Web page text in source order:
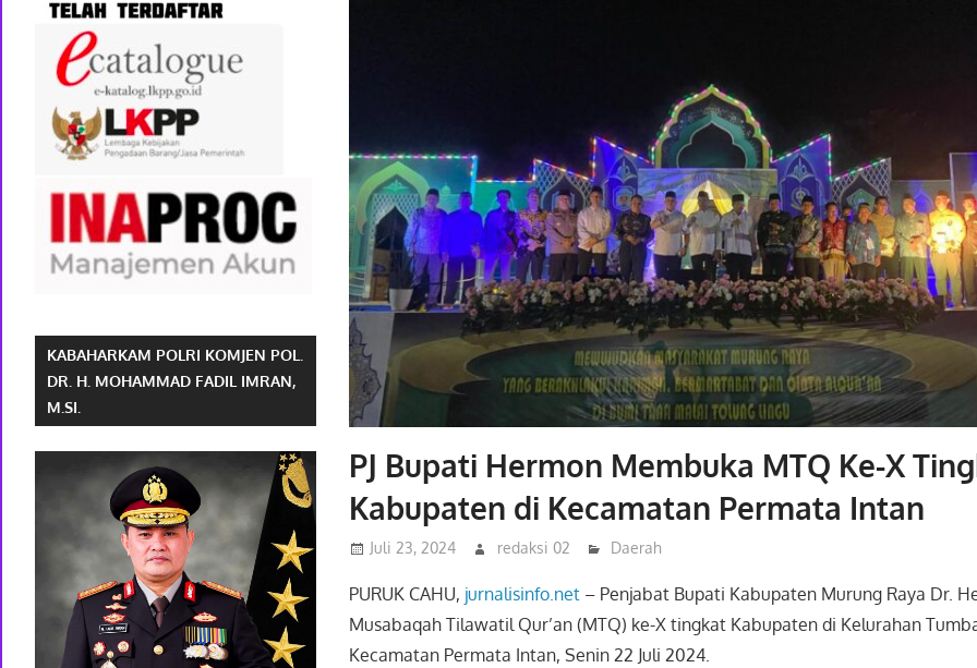
PJ Bupati Hermon Membuka MTQ Ke-X
Kabupaten di Kecamatan Permata Intan
Juli 23, 2024 redaksi 02 Daerah
PURUK CAHU, jurnalisinfo.net – Penjabat Bupati Kabupaten Murung Raya Dr.
Musabaqah Tilawatil Qur’an (MTQ) ke-X tingkat Kabupaten di Kelurahan
Kecamatan Permata Intan, Senin 22 Juli 2024.
KABAHARKAM POLRI KOMJEN POL.
DR. H. MOHAMMAD FADIL IMRAN,
M.SI.